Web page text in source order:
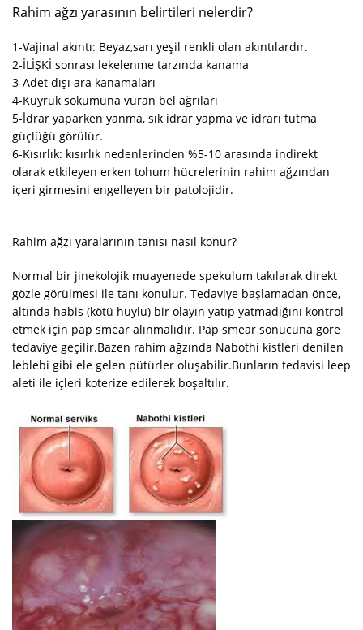
Rahim ağzı yarasının belirtileri nelerdir?
1-Vajinal akıntı: Beyaz,sarı yeşil renkli olan akıntılardır.
2-İLİŞKİ sonrası lekelenme tarzında kanama
3-Adet dışı ara kanamaları
4-Kuyruk sokumuna vuran bel ağrıları
5-İdrar yaparken yanma, sık idrar yapma ve idrarı tutma
güçlüğü görülür.
6-Kısırlık: kısırlık nedenlerinden %5-10 arasında indirekt
olarak etkileyen erken tohum hücrelerinin rahim ağzından
içeri girmesini engelleyen bir patolojidir.
Rahim ağzı yaralarının tanısı nasıl konur?
Normal bir jinekolojik muayenede spekulum takılarak direkt
gözle görülmesi ile tanı konulur. Tedaviye başlamadan önce,
altında habis (kötü huylu) bir olayın yatıp yatmadığını kontrol
etmek için pap smear alınmalıdır. Pap smear sonucuna göre
tedaviye geçilir.Bazen rahim ağzında Nabothi kistleri denilen
leblebi gibi ele gelen pütürler oluşabilir.Bunların tedavisi leep
aleti ile içleri koterize edilerek boşaltılır.